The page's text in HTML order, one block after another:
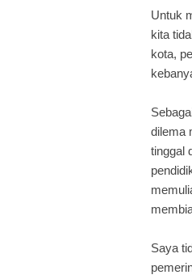
Untuk
kita
kota,
dilema
tinggal
Saya